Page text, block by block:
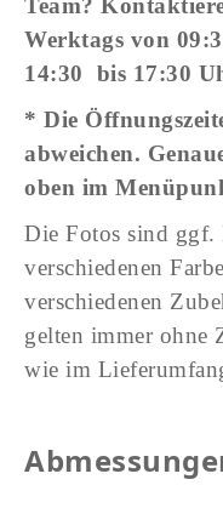
Team?
Werktags von
14:30 bis 17:30
* Die
abweichen.
oben im
Die Fotos sind
verschiedenen
verschiedenen
gelten immer ohne
wie im